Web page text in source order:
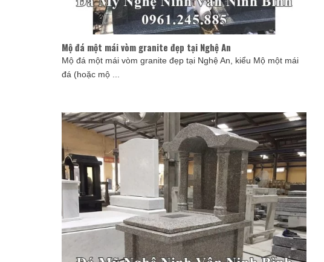
Mộ đá một mái vòm granite đẹp tại Nghệ An
Mộ đá một mái vòm granite đẹp tại Nghệ An, kiểu Mộ một mái
đá (hoặc mộ ...